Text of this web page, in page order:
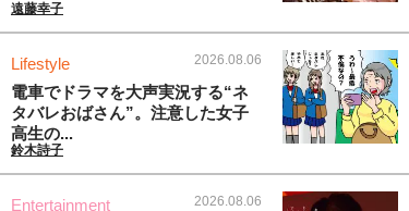
遠藤幸子
Lifestyle 2026.08.06
電車でドラマを大声実況する“ネ
タバレおばさん”。注意した女子
高生の...
鈴木詩子
Entertainment 2026.08.06